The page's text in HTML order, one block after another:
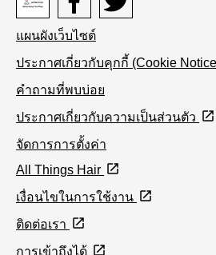
Peta
Facebook
แผนผังเว็บไซต์
ประกาศเกี่ยวกับคุกกี้ (Cookie
คำถามที่พบบ่อย
ประกาศเกี่ยวกับความเป็นส่วนตัว
จัดการการตั้งค่า
All Things Hair
เงื่อนไขในการใช้งาน
ติดต่อเรา
การเข้าถึงได้